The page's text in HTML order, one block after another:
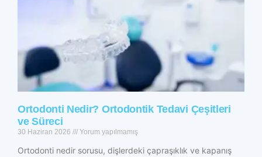
Ortodonti Nedir? Ortodontik Tedavi Çeşitleri
ve Süreci
30 Haziran 2026 Yorum yapılmamış
Ortodonti nedir sorusu, dişlerdeki çapraşıklık ve kapanış